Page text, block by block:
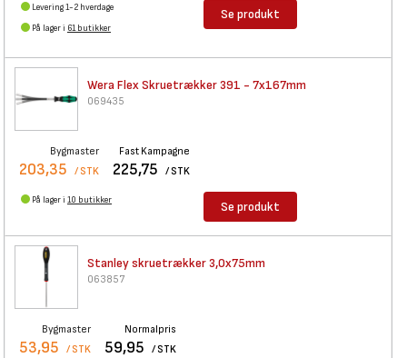
Levering 1-2 hverdage
På lager i 61 butikker
Se produkt
Wera Flex Skruetrækker 391 - 7x167mm
069435
Bygmaster
203,35 / STK
Fast Kampagne
225,75 / STK
På lager i 10 butikker Se produkt
Stanley skruetrækker 3,0x75mm
063857
Bygmaster
53,95 / STK
Normalpris
59,95 / STK